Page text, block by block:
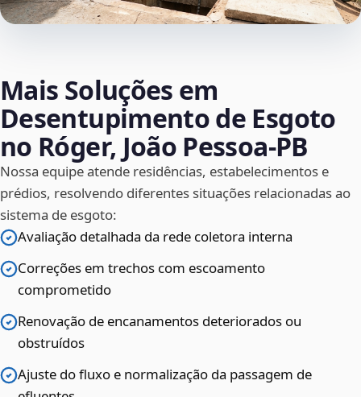
Mais Soluções em
Desentupimento de Esgoto
no Róger, João Pessoa‑PB
Nossa equipe atende residências, estabelecimentos e
prédios, resolvendo diferentes situações relacionadas ao
sistema de esgoto:
Avaliação detalhada da rede coletora interna
Correções em trechos com escoamento
comprometido
Renovação de encanamentos deteriorados ou
obstruídos
Ajuste do fluxo e normalização da passagem de